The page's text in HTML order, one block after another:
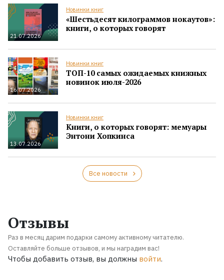
21.07.2026
Новинки книг
«Шестьдесят килограммов нокаутов»:
книги, о которых говорят
16.07.2026
Новинки книг
ТОП-10 самых ожидаемых книжных
новинок июля-2026
13.07.2026
Новинки книг
Книги, о которых говорят: мемуары
Энтони Хопкинса
Все новости
Отзывы
Раз в месяц дарим подарки самому активному читателю.
Оставляйте больше отзывов, и мы наградим вас!
Чтобы добавить отзыв, вы должны войти.